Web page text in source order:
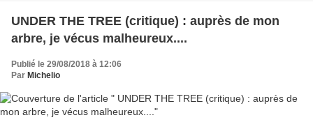
UNDER THE TREE (critique) : auprès de mon
arbre, je vécus malheureux....
Publié le 29/08/2018 à 12:06
Par Michelio